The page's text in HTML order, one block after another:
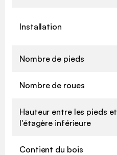
Installation
Nombre de pieds
Nombre de roues
Hauteur entre les pieds et
l'étagère inférieure
Contient du bois